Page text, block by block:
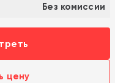
Без комиссии
цену